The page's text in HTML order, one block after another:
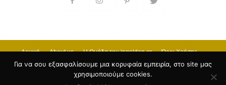
Αρχική About us H Ομάδα του ingolden.gr
Όροι Χρήσης
Επικοινωνία
© 2017 INGOLDEN.GR - HOSTING & CREATE BY by
Για να σου εξασφαλίσουμε μια κορυφαία εμπειρία, στο site μας
χρησιμοποιούμε cookies.